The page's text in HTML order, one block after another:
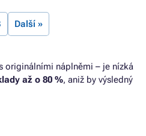
Další »
originálními náplněmi – je nízká
až o 80 %, aniž by výsledný